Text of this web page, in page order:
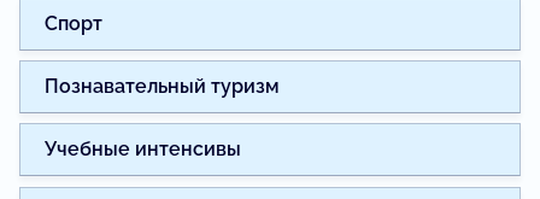
Спорт
Познавательный туризм
Учебные интенсивы